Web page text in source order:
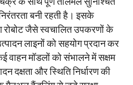
बनी रहती है। इसके
रोबोट जैसे स्वचालित उपकरणों के
लाइनों को सहयोग प्रदान कर
मॉडलों को संभालने में सक्षम
दक्षता और स्थिति निर्धारण की